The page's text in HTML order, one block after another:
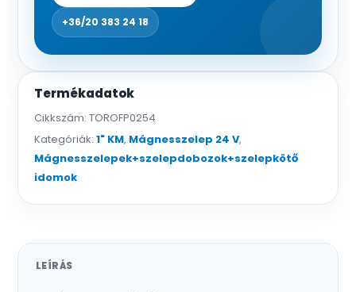
+36/20 383 24 18
Termékadatok
Cikkszám: TOROFP0254
Kategóriák: 1" KM, Mágnesszelep 24 V,
Mágnesszelepek+szelepdobozok+szelepkötő
idomok
LEÍRÁS